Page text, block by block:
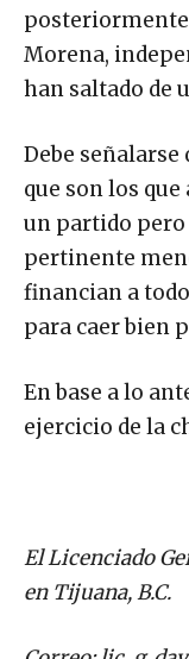
posteriormente
Morena,
han saltado de
Debe
que son los
un partido
pertinente
financian a
para caer bien
En base a lo
ejercicio de la
El Licenciado
en Tijuana, B.C.